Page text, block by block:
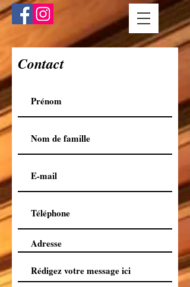
Contact